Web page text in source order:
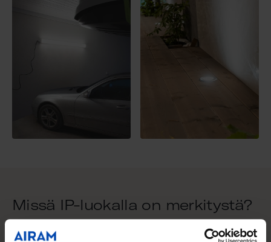
Missä IP-luokalla on merkitystä?
Kaikissa kodin tiloissa ei tarvita samaa suojaustasoa.